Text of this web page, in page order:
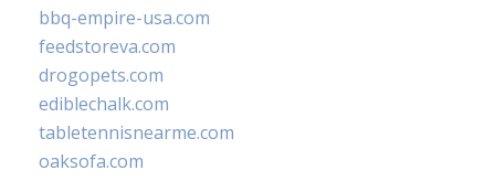
bbq-empire-usa.com
feedstoreva.com
drogopets.com
ediblechalk.com
tabletennisnearme.com
oaksofa.com